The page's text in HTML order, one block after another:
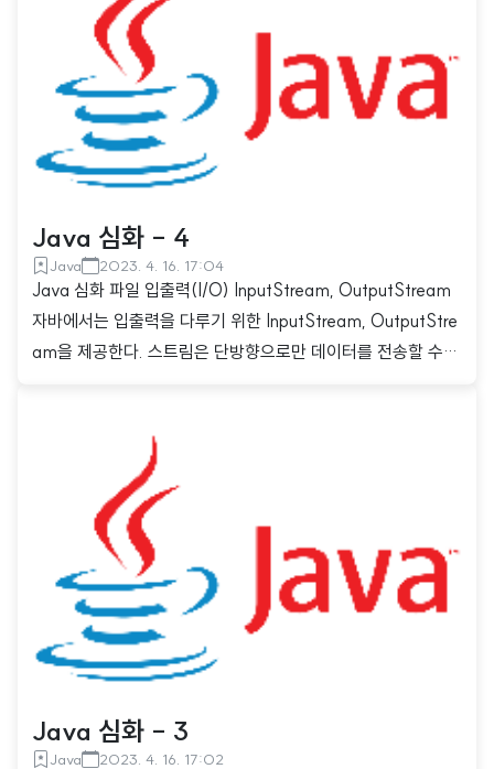
레드로 구성되며, 스레드는 데이터와 애플리케이션이 확보한
자원을 활용하여 소스 코드를 실행한다. 메인 스레드(Main thr
ead) 자바 애플리케이션을 실행하면 가장 먼저 실행되는 메서
드는 main 메서드이며, 메인 스레드가 main 메서드를 실행시
켜준다. 메인 스레드는 main 메서드의..
Java 심화 - 4
Java 2023. 4. 16. 17:04
Java 심화 파일 입출력(I/O) InputStream, OutputStream
자바에서는 입출력을 다루기 위한 InputStream, OutputStre
am을 제공한다. 스트림은 단방향으로만 데이터를 전송할 수
종류가 나뉘며, File을 다룰 때는 FileInputStream / FileOutp
utStream을 사용하고, 프로세스를 다룰 때는 PipedInputStre
am / PipedOutputStream을 사용한다. FileInputStream 터
미널을 이용한 파일 생성 code라는 문자열이 입력된 codestat
es.txt 라는 이름의 파일을 생성 echo code >> cod..
Java 심화 - 3
Java 2023. 4. 16. 17:02